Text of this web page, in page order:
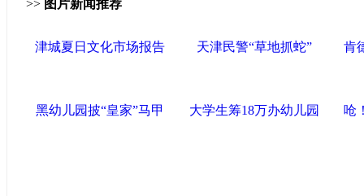
>> 图片新闻推荐
津城夏日文化市场报告 天津民警“草地抓蛇” 肯
黑幼儿园披“皇家”马甲 大学生筹18万办幼儿园 呛